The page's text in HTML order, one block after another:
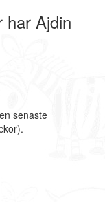
har Ajdin
senaste